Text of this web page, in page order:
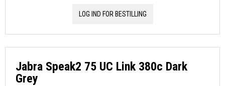
LOG IND FOR BESTILLING
Jabra Speak2 75 UC Link 380c Dark
Grey